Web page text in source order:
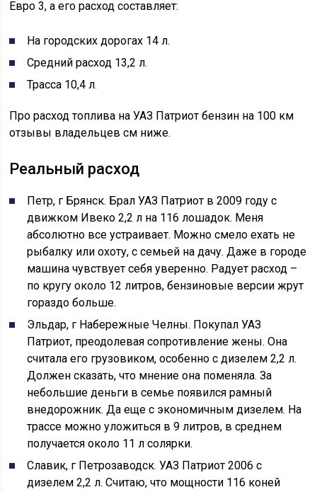
Евро 3, а его расход составляет:
На городских дорогах 14 л.
Средний расход 13,2 л.
Трасса 10,4 л.
Про расход топлива на УАЗ Патриот бензин на 100 км
отзывы владельцев см ниже.
Реальный расход
Петр, г Брянск. Брал УАЗ Патриот в 2009 году с
движком Ивеко 2,2 л на 116 лошадок. Меня
абсолютно все устраивает. Можно смело ехать не
рыбалку или охоту, с семьей на дачу. Даже в городе
машина чувствует себя уверенно. Радует расход –
по кругу около 12 литров, бензиновые версии жрут
гораздо больше.
Эльдар, г Набережные Челны. Покупал УАЗ
Патриот, преодолевая сопротивление жены. Она
считала его грузовиком, особенно с дизелем 2,2 л.
Должен сказать, что мнение она поменяла. За
небольшие деньги в семье появился рамный
внедорожник. Да еще с экономичным дизелем. На
трассе можно уложиться в 9 литров, в среднем
получается около 11 л солярки.
Славик, г Петрозаводск. УАЗ Патриот 2006 с
дизелем 2,2 л. Считаю, что мощности 116 коней